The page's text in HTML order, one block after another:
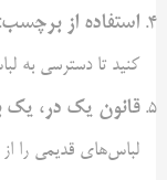
استفاده از
کنید تا دسترسی به
قانون یک در، یک
لباس‌های قدیمی را